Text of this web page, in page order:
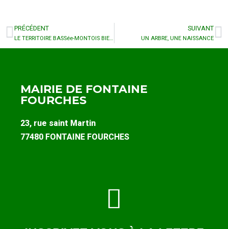
PRÉCÉDENT
LE TERRITOIRE BASSée-MONTOIS BIENTôT DOTé DE SON PLAN CLIMAT AIR ENERGIE
SUIVANT
UN ARBRE, UNE NAISSANCE
MAIRIE DE FONTAINE
FOURCHES
23, rue saint Martin
77480 FONTAINE FOURCHES